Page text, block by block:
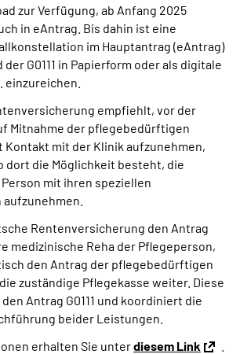
zur Verfügung, ab Anfang 2025
in eAntrag. Bis dahin ist eine
im Hauptantrag (eAntrag)
G0111 in Papierform oder als digitale
einzureichen.
empfiehlt, vor der
Mitnahme der pflegebedürftigen
Kontakt mit der Klinik aufzunehmen,
dort die Möglichkeit besteht, die
mit ihren speziellen
Rentenversicherung den Antrag
medizinische Reha der Pflegeperson,
den Antrag der pflegebedürftigen
die zuständige Pflegekasse weiter. Diese
Antrag G0111 und koordiniert die
beider Leistungen.
erhalten Sie unterdiesem Link